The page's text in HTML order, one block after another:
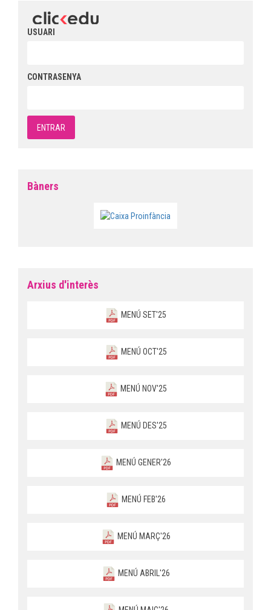
USUARI
CONTRASENYA
Bàners
Arxius d'interès
MENÚ SET'25
MENÚ OCT'25
MENÚ NOV'25
MENÚ DES'25
MENÚ GENER'26
MENÚ FEB'26
MENÚ MARÇ'26
MENÚ ABRIL'26